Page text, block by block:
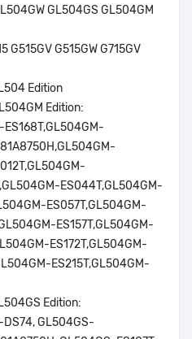
GL504GS GL504GM
G515GV G515GW G715GV
Edition
Edition:
ES044T,GL504GM-
ES057T,GL504GM-
ES157T,GL504GM-
ES172T,GL504GM-
ES215T,GL504GM-
Edition:
GL504GS-